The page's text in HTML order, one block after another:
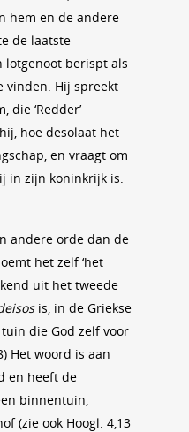
hem en de andere
de laatste
lotgenoot berispt als
vinden. Hij spreekt
die ‘Redder’
hoe desolaat het
en vraagt om
in zijn koninkrijk is.
andere orde dan de
het zelf ‘het
uit het tweede
is, in de Griekse
die God zelf voor
Het woord is aan
en heeft de
binnentuin,
(zie ook Hoogl. 4,13